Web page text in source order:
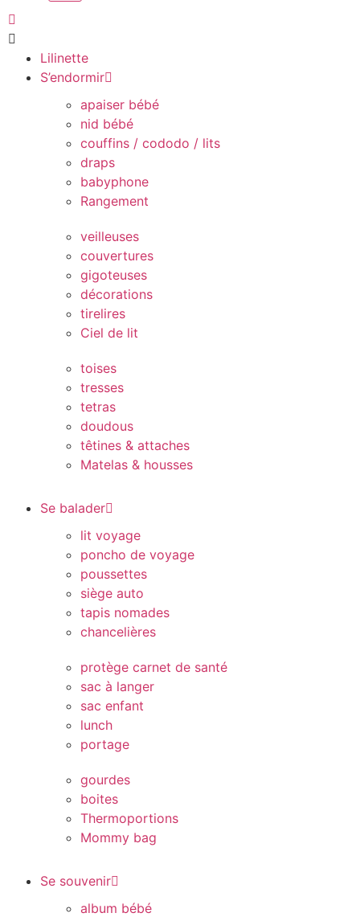
Lilinette
S’endormir
apaiser bébé
nid bébé
couffins / cododo / lits
draps
babyphone
Rangement
veilleuses
couvertures
gigoteuses
décorations
tirelires
Ciel de lit
toises
tresses
tetras
doudous
têtines & attaches
Matelas & housses
Se balader
lit voyage
poncho de voyage
poussettes
siège auto
tapis nomades
chancelières
protège carnet de santé
sac à langer
sac enfant
lunch
portage
gourdes
boites
Thermoportions
Mommy bag
Se souvenir
album bébé